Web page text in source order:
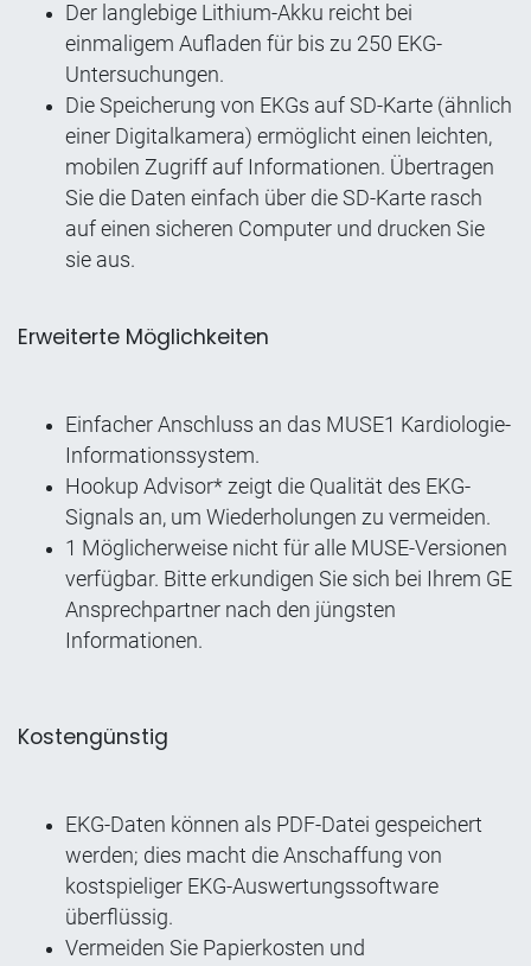
Der langlebige Lithium-Akku reicht bei
einmaligem Aufladen für bis zu 250 EKG-
Untersuchungen.
Die Speicherung von EKGs auf SD-Karte (ähnlich
einer Digitalkamera) ermöglicht einen leichten,
mobilen Zugriff auf Informationen. Übertragen
Sie die Daten einfach über die SD-Karte rasch
auf einen sicheren Computer und drucken Sie
sie aus.
Erweiterte Möglichkeiten
Einfacher Anschluss an das MUSE1 Kardiologie-
Informationssystem.
Hookup Advisor* zeigt die Qualität des EKG-
Signals an, um Wiederholungen zu vermeiden.
1 Möglicherweise nicht für alle MUSE-Versionen
verfügbar. Bitte erkundigen Sie sich bei Ihrem GE
Ansprechpartner nach den jüngsten
Informationen.
Kostengünstig
EKG-Daten können als PDF-Datei gespeichert
werden; dies macht die Anschaffung von
kostspieliger EKG-Auswertungssoftware
überflüssig.
Vermeiden Sie Papierkosten und